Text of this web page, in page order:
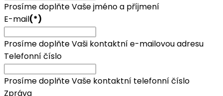
Prosíme doplňte Vaše jméno a příjmení
E-mail(*)
Prosíme doplňte Vaši kontaktní e-mailovou adresu
Telefonní číslo
Prosíme doplňte Vaše kontaktní telefonní číslo
Zpráva